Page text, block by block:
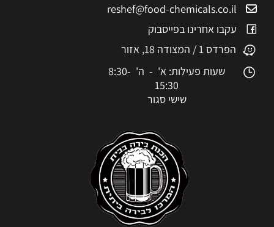
reshef@food-chemicals.co.il
עקבו אחרינו בפייסבוק
הפרדס 1 / המצודה 18, אזור
שעות פעילות: א' - ה' 8:30-
15:30
שישי סגור